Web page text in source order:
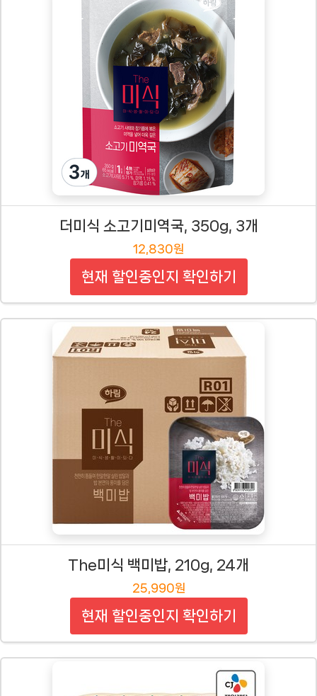
더미식 소고기미역국, 350g, 3개
12,830원
현재 할인중인지 확인하기
The미식 백미밥, 210g, 24개
25,990원
현재 할인중인지 확인하기